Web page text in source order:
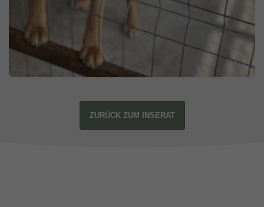
ZURÜCK ZUM INSERAT